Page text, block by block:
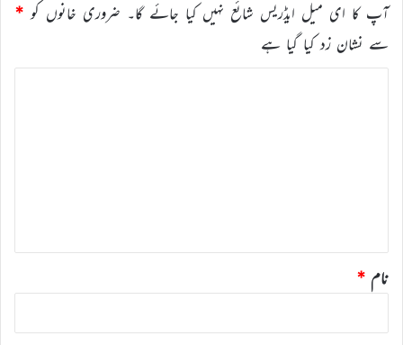
آپ کا ای میل ایڈریس شائع نہیں کیا جائے گا۔ ضروری خانوں کو *
سے نشان زد کیا گیا ہے
نام *